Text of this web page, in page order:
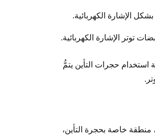
حجرات التأين يتمُّ
منطقة خاصة بحجرة التأين،